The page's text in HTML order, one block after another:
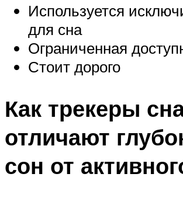
Используется
для сна
Ограниченная
Стоит дорого
Как трекеры
отличают
сон от